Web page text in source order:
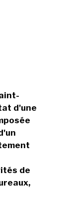
d'une
de